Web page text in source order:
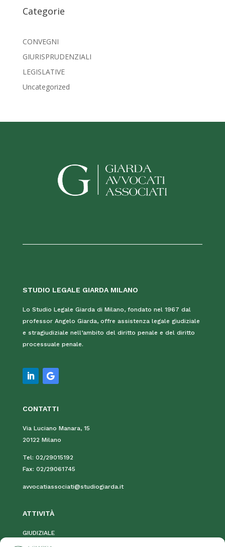
Categorie
CONVEGNI
GIURISPRUDENZIALI
LEGISLATIVE
Uncategorized
STUDIO LEGALE GIARDA MILANO
Lo Studio Legale Giarda di Milano, fondato nel 1967 dal
professor Angelo Giarda, offre assistenza legale giudiziale
e stragiudiziale nell’ambito del diritto penale e del diritto
processuale penale.
CONTATTI
Via Luciano Manara, 15
20122 Milano
Tel: 02/29015192
Fax: 02/29061745
avvocatiassociati@studiogiarda.it
ATTIVITÀ
GIUDIZIALE